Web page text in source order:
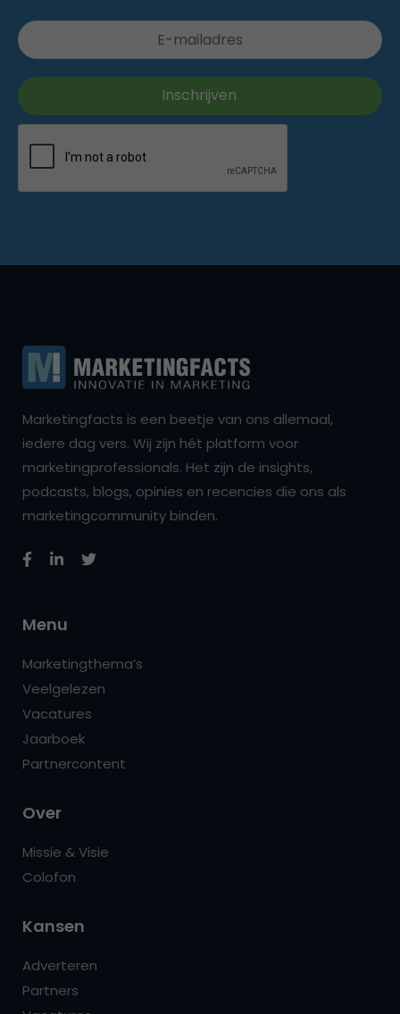
Marketingfacts is een beetje van ons allemaal,
iedere dag vers. Wij zijn hét platform voor
marketingprofessionals. Het zijn de insights,
podcasts, blogs, opinies en recencies die ons als
marketingcommunity binden.
Menu
Marketingthema’s
Veelgelezen
Vacatures
Jaarboek
Partnercontent
Over
Missie & Visie
Colofon
Kansen
Adverteren
Partners